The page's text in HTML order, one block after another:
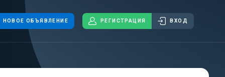
НОВОЕ ОБЪЯВЛЕНИЕ РЕГИСТРАЦИЯ ВХОД